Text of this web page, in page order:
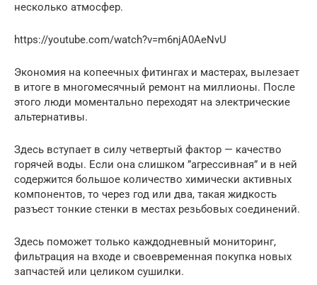
несколько атмосфер.
https://youtube.com/watch?v=m6njA0AeNvU
Экономия на копеечных фитингах и мастерах, вылезает
в итоге в многомесячный ремонт на миллионы. После
этого люди моментально переходят на электрические
альтернативы.
Здесь вступает в силу четвертый фактор — качество
горячей воды. Если она слишком ”агрессивная” и в ней
содержится большое количество химически активных
компонентов, то через год или два, такая жидкость
разъест тонкие стенки в местах резьбовых соединений.
Здесь поможет только каждодневный мониторинг,
фильтрация на входе и своевременная покупка новых
запчастей или целиком сушилки.